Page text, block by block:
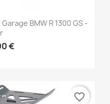
BMW R 1300 GS -
€
favorite_border